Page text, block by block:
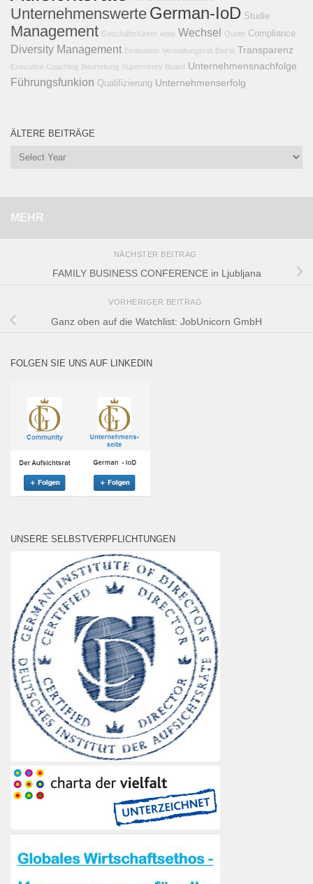
Unternehmenswerte German-IoD Studie
Management Geschäftsführer wbw Wechsel Quote Compliance
Diversity Management Evaluation Verwaltungsrat Beirat Transparenz
Executive Coaching Beurteilung Supervisory Board Unternehmensnachfolge
Führungsfunkion Qualifizierung Unternehmenserfolg
ÄLTERE BEITRÄGE
MEHR
NÄCHSTER BEITRAG
FAMILY BUSINESS CONFERENCE in Ljubljana
VORHERIGER BEITRAG
Ganz oben auf die Watchlist: JobUnicorn GmbH
FOLGEN SIE UNS AUF LINKEDIN
UNSERE SELBSTVERPFLICHTUNGEN